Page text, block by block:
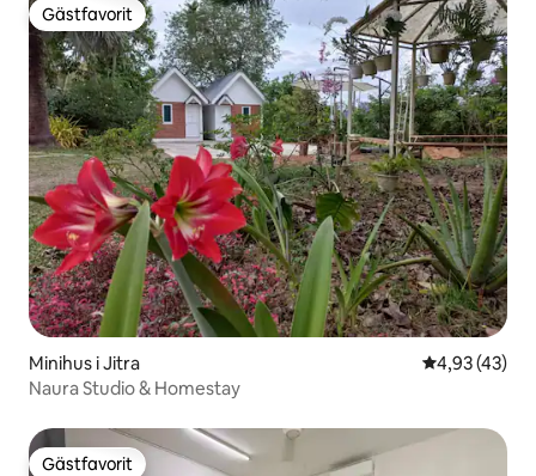
Gästfavorit
Gästfavorit
Minihus i Jitra 4,93 av 5 i
4,93 (43)
Naura Studio & Homestay
Gästfavorit